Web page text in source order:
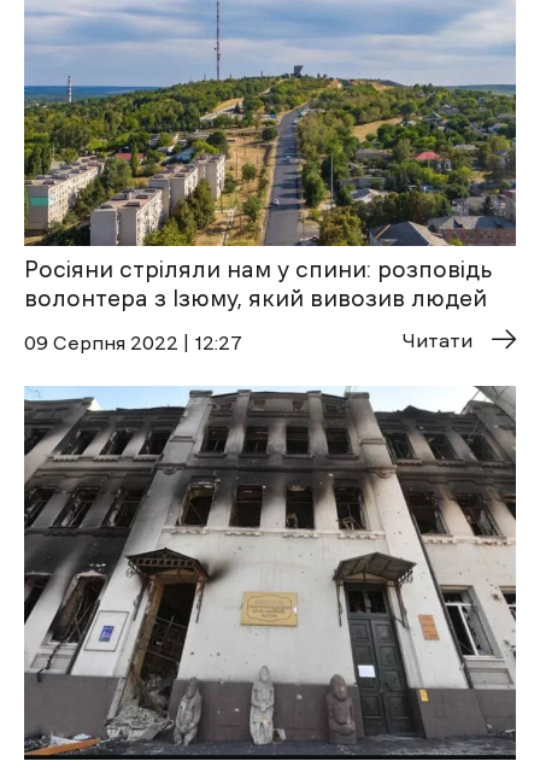
Росіяни стріляли нам у спини: розповідь
волонтера з Ізюму, який вивозив людей
09 Cерпня 2022 | 12:27 Читати